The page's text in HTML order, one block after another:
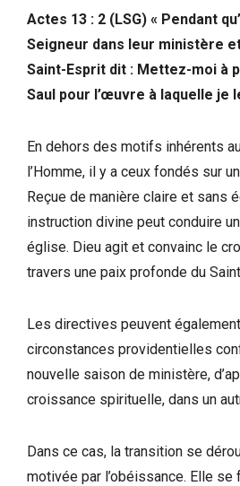
Actes 13 : 2 (LSG) « Pendant
Seigneur dans leur ministère
Saint-Esprit dit : Mettez-moi à
Saul pour l’œuvre à laquelle je
En dehors des motifs inhérents
l’Homme, il y a ceux fondés sur
Reçue de manière claire et sans
instruction divine peut conduire
église. Dieu agit et convainc le
travers une paix profonde du
Les directives peuvent
circonstances providentielles
nouvelle saison de ministère,
croissance spirituelle, dans un
Dans ce cas, la transition se
motivée par l’obéissance. Elle se